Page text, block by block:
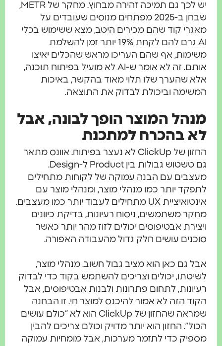
יש לכך גם תמיכה זהירה מבחוץ. מחקר של METR,
שבחן ב-2025 מפתחים מנוסים שעובדים על
מאגרי קוד שהם מכירים היטב, מצא ששימוש בכלי
AI גרם להם לקחת 19% יותר זמן להשלמת
משימות, אף שהם העריכו מראש שהכלים יאיצו
אותם. זה לא אומר ש-AI לא מועיל בפיתוח תוכנה,
אלא שהערך שלו תלוי מאוד בהקשר, באיכות
המשימה וביכולת לבדוק את התוצאה.
מנהל המוצר הופך לבונה, אבל
לא בהכרח למתכנת
החזון של ClickUp לא נעצר בפיתוח. אוונס מתאר
מעצבים עם הבנה עמוקה של לקוחות מתחילים
לתפקד יותר כמו מנהלי מוצר, ומנהלי מוצר עם
אינטואיציית UX מתחילים לעבוד יותר כמו מעצבים.
מחקר משתמשים, ניסוח רעיונות, בדיקת כיוונים
ויצירת אבטיפוסים יכולים לזוז מהר יותר כאשר
סוכנים עושים חלק גדול מהעבודה האפורה.
אבל גם כאן הוא מציב גבול חשוב. מנהלי מוצר,
לשיטתו, יכולים וצריכים להשתמש בקוד כדי לבדוק
רעיונות, לתחום פתרונות ולבנות אבטיפוסים, אבל
הקוד הזה לא אמור להיכנס למוצר חי. זו הבחנה
שמראה שהחזון של ClickUp הוא לא “כולם עושים
הכול”. החזון הוא יותר מדויק וכולם צריכים להבין
מספיק כדי לתזמר מערכות, אבל מומחיות עמוקה